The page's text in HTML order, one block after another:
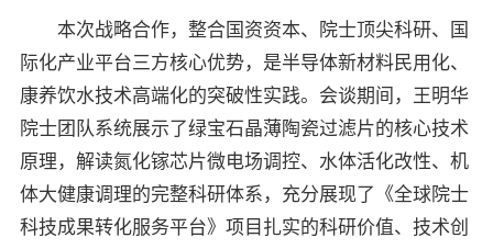
本次战略合作，整合国资资本、院士顶尖科研、国
际化产业平台三方核心优势，是半导体新材料民用化、
康养饮水技术高端化的突破性实践。会谈期间，王明华
院士团队系统展示了绿宝石晶薄陶瓷过滤片的核心技术
原理，解读氮化镓芯片微电场调控、水体活化改性、机
体大健康调理的完整科研体系，充分展现了《全球院士
科技成果转化服务平台》项目扎实的科研价值、技术创